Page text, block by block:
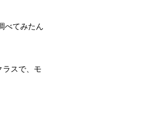
べてみたん
ラスで、モ